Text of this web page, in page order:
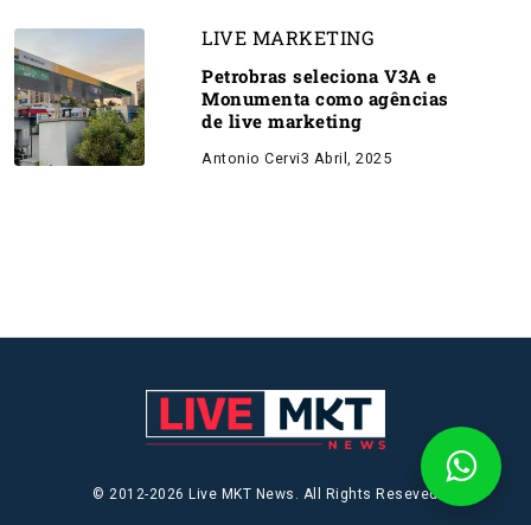
LIVE MARKETING
Petrobras seleciona V3A e
Monumenta como agências
de live marketing
Antonio Cervi3 Abril, 2025
© 2012-2026 Live MKT News. All Rights Reseved